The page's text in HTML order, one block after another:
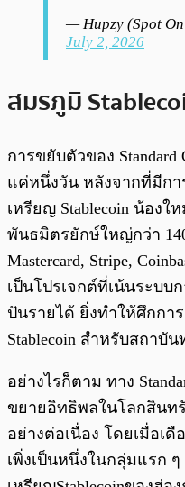
— Hupzy (Spot
July 2, 2026
สมรภูมิ
การขยับตัวของ Standard
แค่หนึ่งวัน หลังจากที่มีกา
เหรียญ Stablecoin น้อง
พันธมิตรยักษ์ใหญ่กว่า
Mastercard, Stripe,
เป็นโปรเจกต์ที่เน้นระบบ
ปันรายได้ ยิ่งทำให้ศึกกา
Stablecoin สำหรับสถาบั
อย่างไรก็ตาม ทาง
ขยายอิทธิพลในโลกสิน
อย่างต่อเนื่อง โดยเมื่อเ
เพิ่งเป็นหนึ่งในกลุ่มแรก